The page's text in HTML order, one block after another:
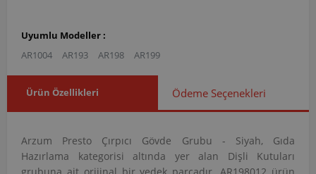
Uyumlu Modeller :
AR1004
AR193 AR198 AR199
Ürün Özellikleri Ödeme Seçenekleri
Arzum Presto Çırpıcı Gövde Grubu - Siyah, Gıda
Hazırlama kategorisi altında yer alan Dişli Kutuları